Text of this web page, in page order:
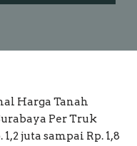
Harga Tanah
Per Truk
juta sampai Rp. 1,8